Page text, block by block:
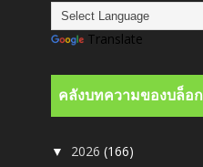
Translate
คลังบทความของบล็อก
▼ 2026(166)